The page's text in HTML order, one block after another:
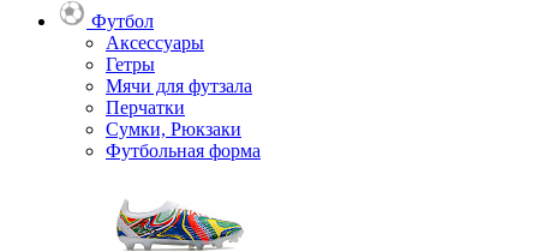
Футбол
Аксессуары
Гетры
Мячи для футзала
Перчатки
Сумки, Рюкзаки
Футбольная форма